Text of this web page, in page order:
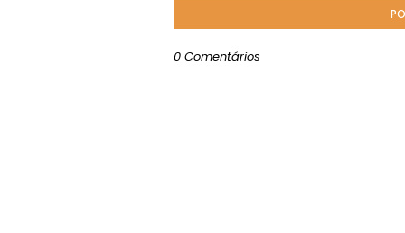
0 Comentários